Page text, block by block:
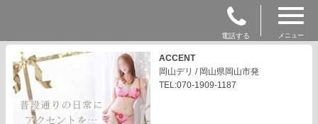
電話する メニュー
ACCENT
岡山デリ / 岡山県岡山市発
TEL:070-1909-1187